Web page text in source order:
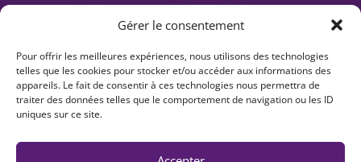
Gérer le consentement
Pour offrir les meilleures expériences, nous utilisons des technologies
telles que les cookies pour stocker et/ou accéder aux informations des
appareils. Le fait de consentir à ces technologies nous permettra de
traiter des données telles que le comportement de navigation ou les ID
uniques sur ce site.
ENTREPRENDRE EST UNE AVENTURE
À propos
Expertises
Offre produits
Actualités
Contact